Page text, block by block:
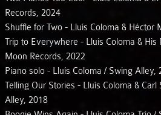
Records, 2024
Shuffle for Two - Lluís Coloma & Héctor
Trip to Everywhere - Lluís Coloma & His
Moon Records, 2022
Piano solo - Lluís Coloma / Swing Alley,
Telling Our Stories - Lluís Coloma &
Alley, 2018